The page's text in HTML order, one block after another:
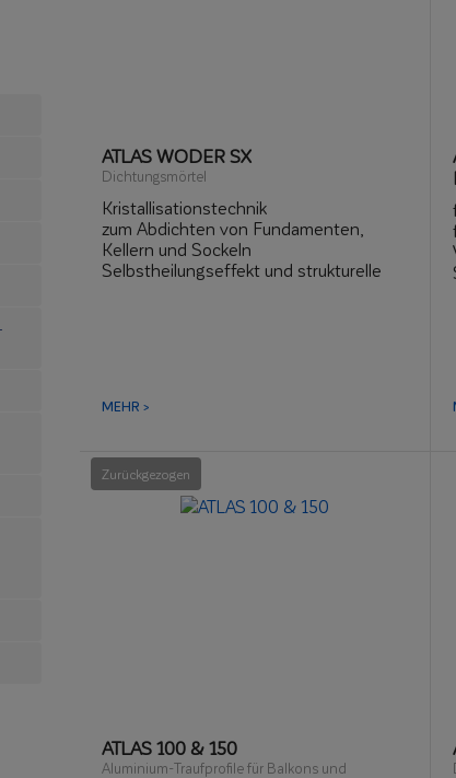
ATLAS WODER SX
Dichtungsmörtel
Kristallisationstechnik
zum Abdichten von Fundamenten,
Kellern und Sockeln
Selbstheilungseffekt und strukturelle
MEHR >
Zurückgezogen
ATLAS 100 & 150
Aluminium-Traufprofile für Balkons und